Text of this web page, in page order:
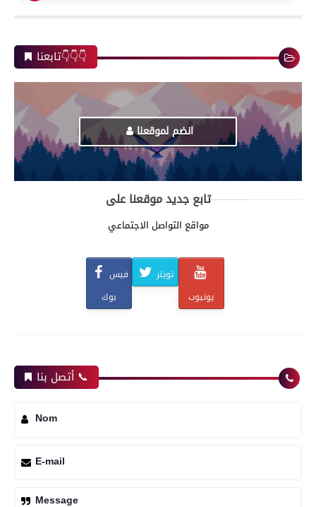
تابعنا👇👇👇
انضم لموقعنا
تابع جديد موقعنا على
مواقع التواصل الاجتماعي
فيس
بوك
تويتر
يوتيوب
أتصل بنا 📞
Nom
E-mail
Message